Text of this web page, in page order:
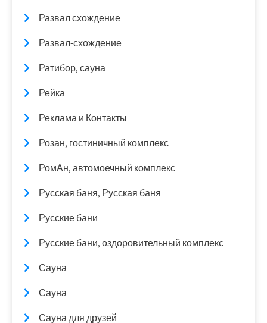
Развал схождение
Развал-схождение
Ратибор, сауна
Рейка
Реклама и Контакты
Розан, гостиничный комплекс
РомАн, автомоечный комплекс
Русская баня, Русская баня
Русские бани
Русские бани, оздоровительный комплекс
Сауна
Сауна
Сауна для друзей